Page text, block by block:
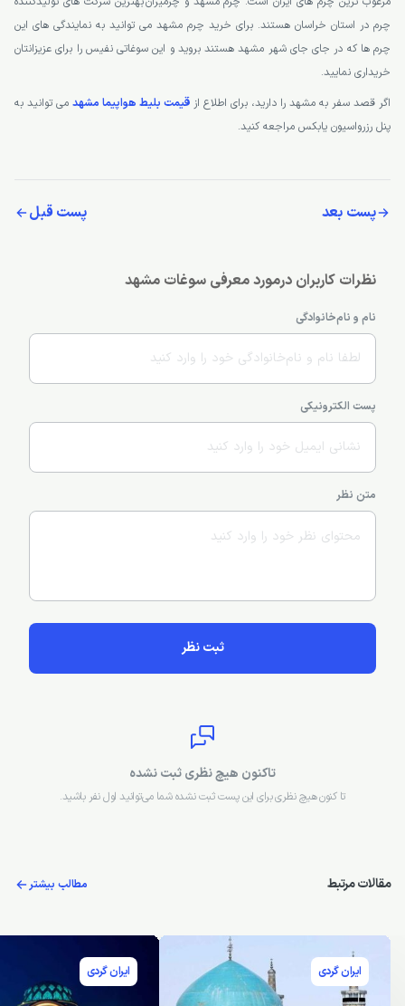
چرم در استان خراسان هستند. برای خرید چرم مشهد می توانید به نمایندگی های این
چرم ها که در جای جای شهر مشهد هستند بروید و این سوغاتی نفیس را برای عزیزانتان
خریداری نمایید.
اگر قصد سفر به مشهد را دارید، برای اطلاع از قیمت بلیط هواپیما مشهد می توانید به
پنل رزرواسیون یابکس مراجعه کنید.
پست بعد پست قبل
نظرات کاربران درمورد معرفی سوغات مشهد
نام و نام‌خانوادگی
پست الکترونیکی
متن نظر
ثبت نظر
تاکنون هیچ نظری ثبت نشده
تا کنون هیچ نظری برای این پست ثبت نشده شما می‌توانید اول نفر باشید.
مقالات مرتبط مطالب بیشتر
ایران گردی ایران گردی